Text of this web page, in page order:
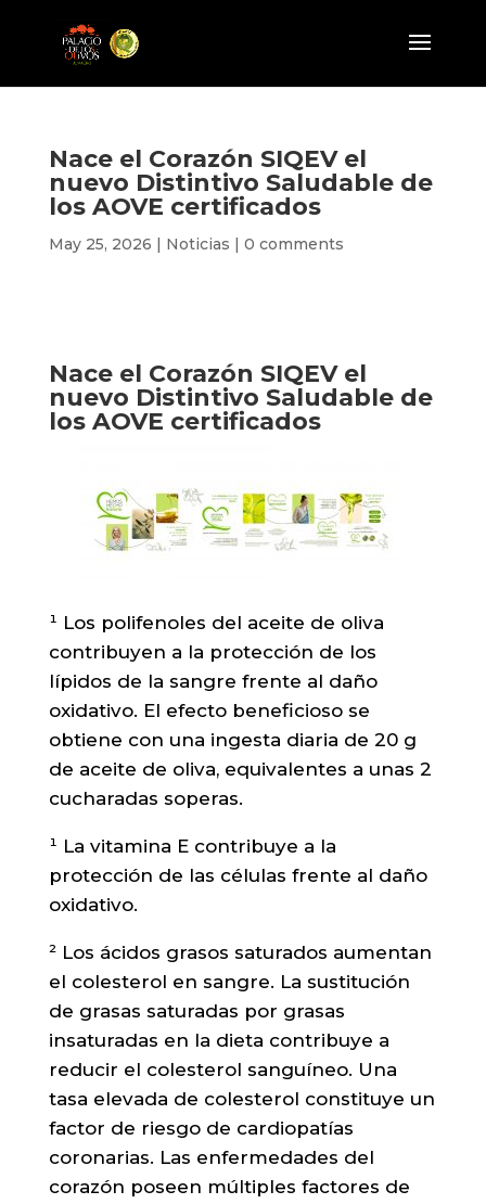
Nace el Corazón SIQEV el
nuevo Distintivo Saludable de
los AOVE certificados
May 25, 2026 | Noticias | 0 comments
Nace el Corazón SIQEV el
nuevo Distintivo Saludable de
los AOVE certificados
¹ Los polifenoles del aceite de oliva
contribuyen a la protección de los
lípidos de la sangre frente al daño
oxidativo. El efecto beneficioso se
obtiene con una ingesta diaria de 20 g
de aceite de oliva, equivalentes a unas 2
cucharadas soperas.
¹ La vitamina E contribuye a la
protección de las células frente al daño
oxidativo.
² Los ácidos grasos saturados aumentan
el colesterol en sangre. La sustitución
de grasas saturadas por grasas
insaturadas en la dieta contribuye a
reducir el colesterol sanguíneo. Una
tasa elevada de colesterol constituye un
factor de riesgo de cardiopatías
coronarias. Las enfermedades del
corazón poseen múltiples factores de